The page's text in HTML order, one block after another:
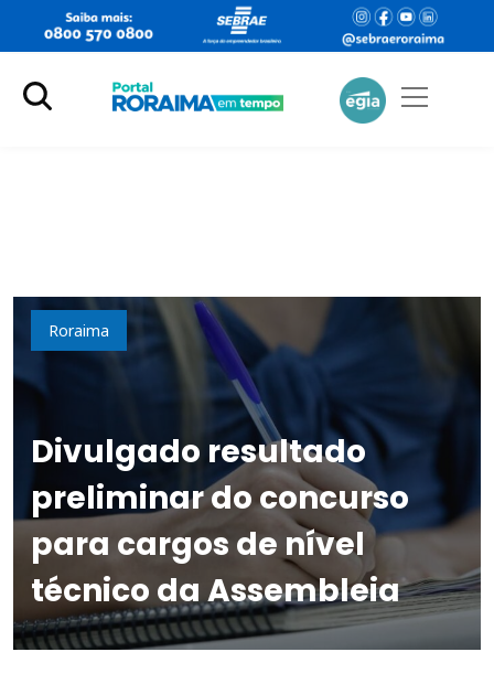
Roraima
Divulgado resultado
preliminar do concurso
para cargos de nível
técnico da Assembleia